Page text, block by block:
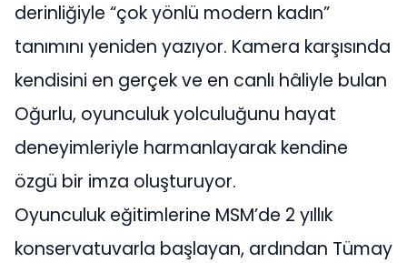
derinliğiyle “çok yönlü modern kadın”
tanımını yeniden yazıyor. Kamera karşısında
kendisini en gerçek ve en canlı hâliyle bulan
Oğurlu, oyunculuk yolculuğunu hayat
deneyimleriyle harmanlayarak kendine
özgü bir imza oluşturuyor.
Oyunculuk eğitimlerine MSM’de 2 yıllık
konservatuvarla başlayan, ardından Tümay